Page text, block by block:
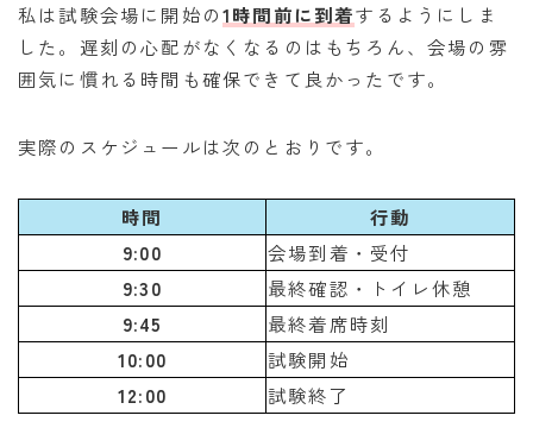
私は試験会場に開始の1時間前に到着するようにしま
した。遅刻の心配がなくなるのはもちろん、会場の雰
囲気に慣れる時間も確保できて良かったです。
実際のスケジュールは次のとおりです。
時間
行動
9:00
会場到着・受付
9:30
最終確認・トイレ休憩
9:45
最終着席時刻
10:00
試験開始
12:00
試験終了